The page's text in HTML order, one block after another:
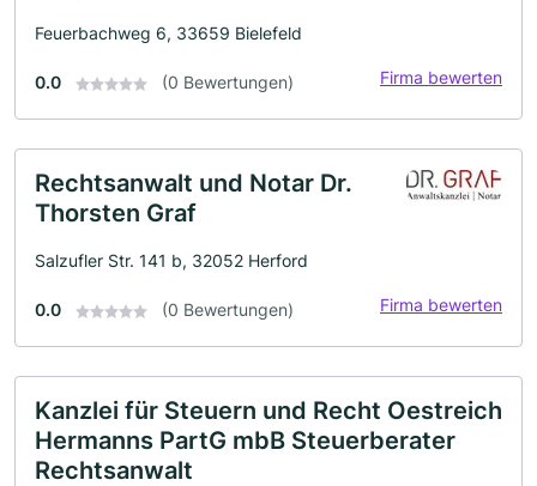
Feuerbachweg 6, 33659 Bielefeld
0.0 (0 Bewertungen) Firma bewerten
Rechtsanwalt und Notar Dr.
Thorsten Graf
Salzufler Str. 141 b, 32052 Herford
0.0 (0 Bewertungen) Firma bewerten
Kanzlei für Steuern und Recht Oestreich
Hermanns PartG mbB Steuerberater
Rechtsanwalt